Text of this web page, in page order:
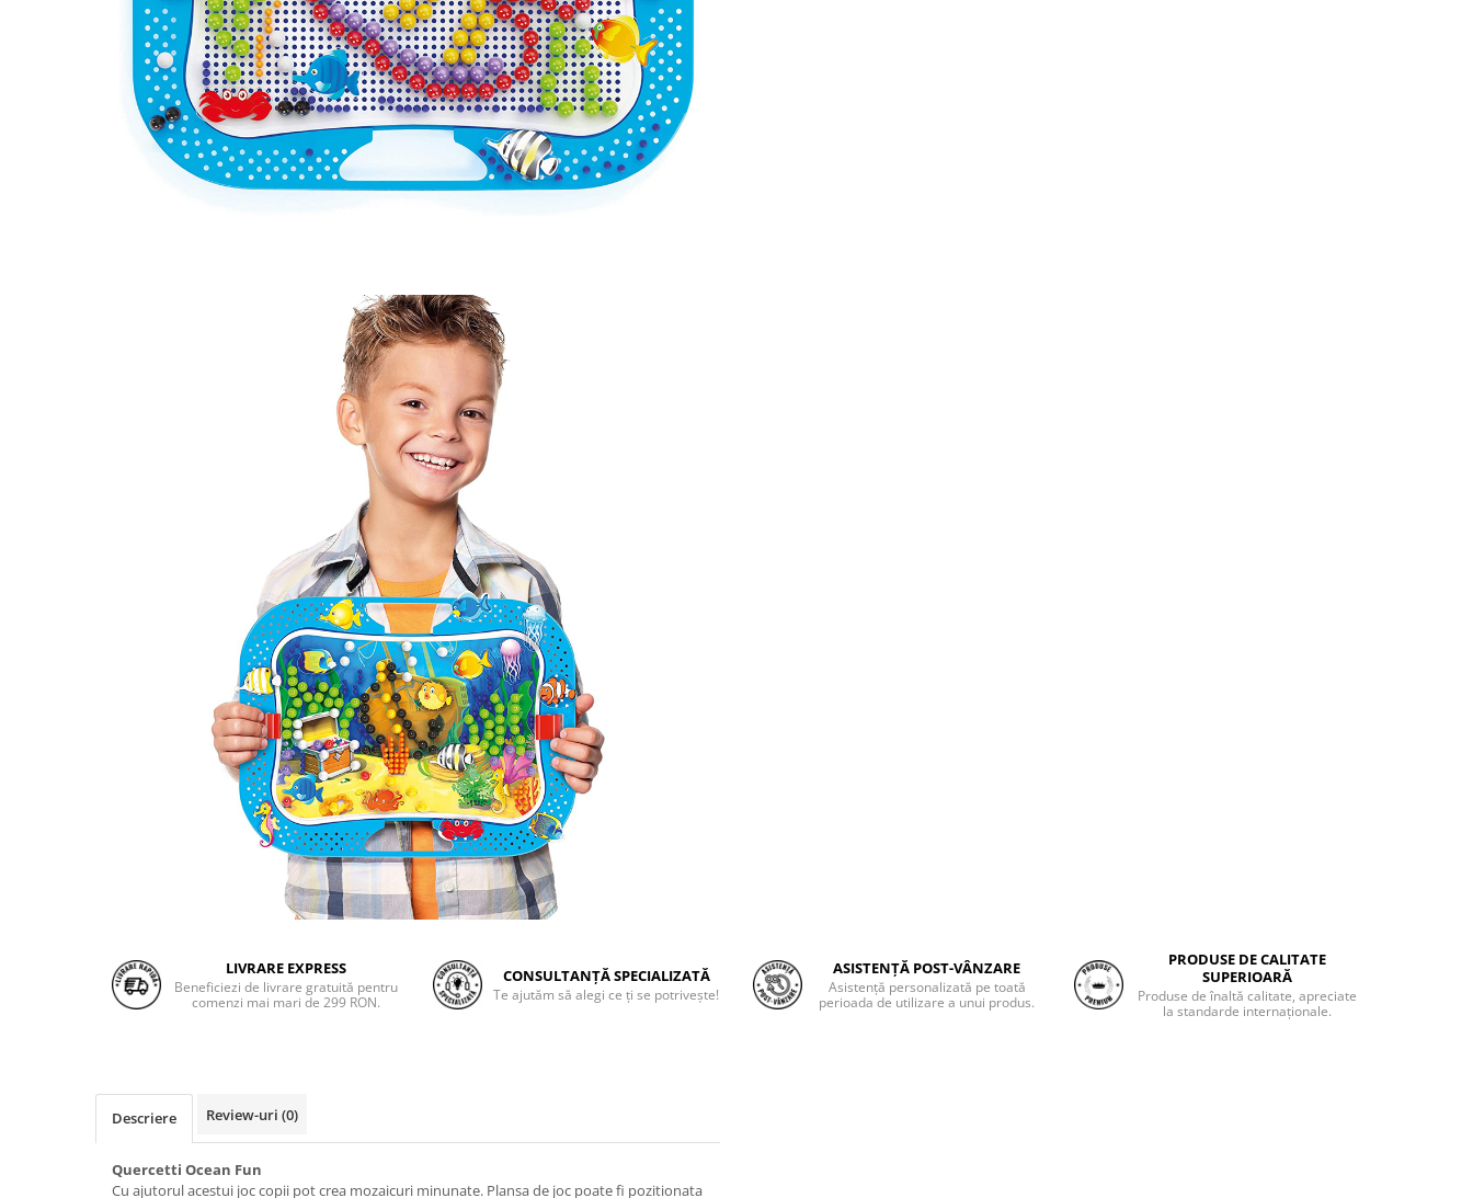
LIVRARE EXPRESS
Beneficiezi de livrare gratuită pentru
comenzi mai mari de 299 RON.
CONSULTANȚĂ SPECIALIZATĂ
Te ajutăm să alegi ce ți se potrivește!
ASISTENȚĂ POST-VÂNZARE
Asistență personalizată pe toată
perioada de utilizare a unui produs.
PRODUSE DE CALITATE
SUPERIOARĂ
Produse de înaltă calitate, apreciate
la standarde internaționale.
Descriere Review-uri (0)
Quercetti Ocean Fun
Cu ajutorul acestui joc copii pot crea mozaicuri minunate. Plansa de joc poate fi pozitionata